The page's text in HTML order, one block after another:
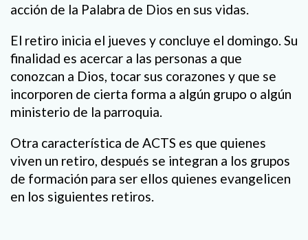
acción de la Palabra de Dios en sus vidas.
El retiro inicia el jueves y concluye el domingo. Su
finalidad es acercar a las personas a que
conozcan a Dios, tocar sus corazones y que se
incorporen de cierta forma a algún grupo o algún
ministerio de la parroquia.
Otra característica de ACTS es que quienes
viven un retiro, después se integran a los grupos
de formación para ser ellos quienes evangelicen
en los siguientes retiros.